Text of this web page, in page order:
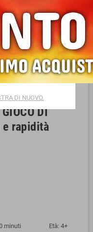
DI
e rapidità
60 minuti Età: 4+
DI NUOVO.